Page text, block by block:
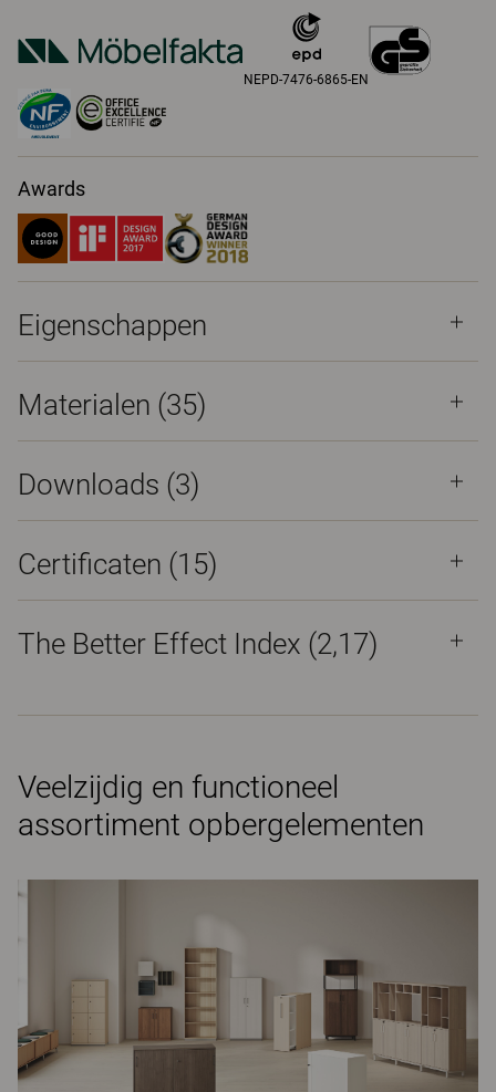
NEPD-7476-6865-EN
Awards
Eigenschappen
Materialen (35)
Downloads (3)
Certificaten (15)
The Better Effect Index (2,17)
Veelzijdig en functioneel
assortiment opbergelementen